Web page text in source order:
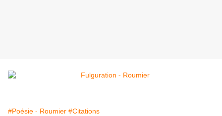
#Poésie - Roumier #Citations